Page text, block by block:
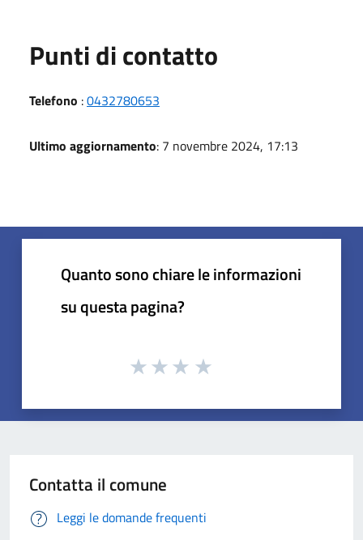
Punti di contatto
Telefono :0432780653
Ultimo aggiornamento: 7 novembre 2024, 17:13
Quanto sono chiare le informazioni
su questa pagina?
Contatta il comune
Leggi le domande frequenti